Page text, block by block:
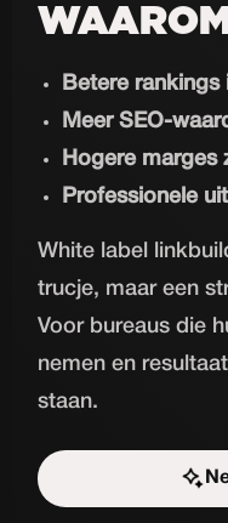
Betere rankings
Meer SEO-
Hogere marges
Professionele
White label
trucje, maar een
Voor bureaus die
nemen en
staan.